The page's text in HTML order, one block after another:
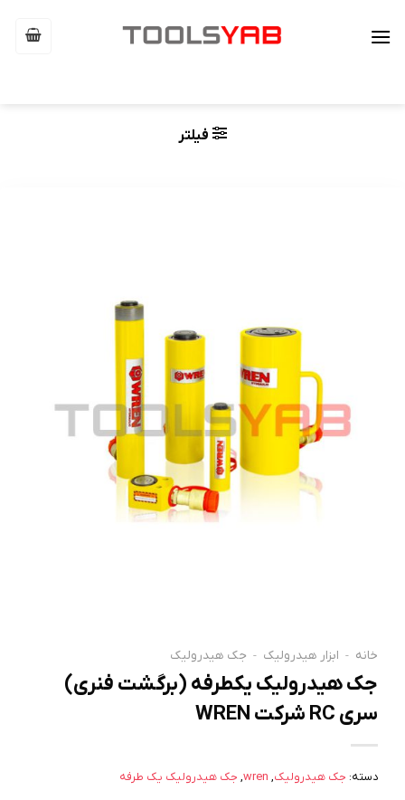
فیلتر
خانه - ابزار هیدرولیک - جک هیدرولیک
جک هیدرولیک یکطرفه (برگشت فنری)
سری RC شرکت WREN
دسته: جک هیدرولیک,
wren
, جک هیدرولیک یک طرفه